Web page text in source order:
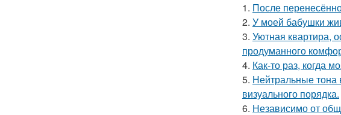
1. После
2. У моей бабушки
3. Уютная квартира,
продуманного
4. Как-то раз, когда
5. Нейтральные тона
визуального порядка.
6. Независимо от